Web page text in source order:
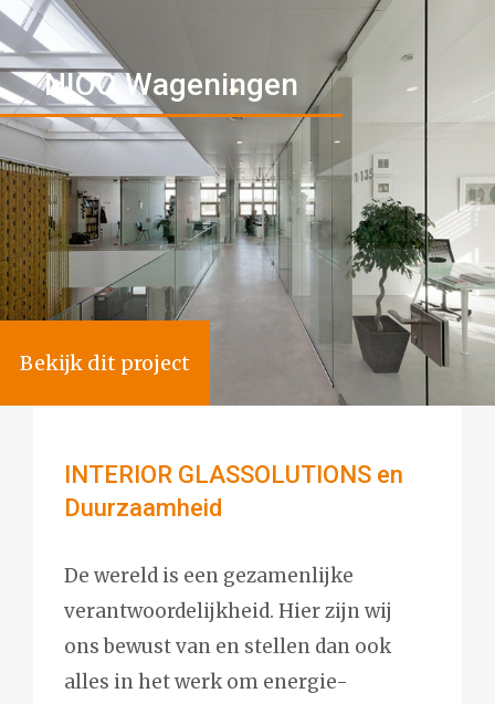
NIOO Wageningen
Bekijk dit project
INTERIOR GLASSOLUTIONS en
Duurzaamheid
De wereld is een gezamenlijke
verantwoordelijkheid. Hier zijn wij
ons bewust van en stellen dan ook
alles in het werk om energie-